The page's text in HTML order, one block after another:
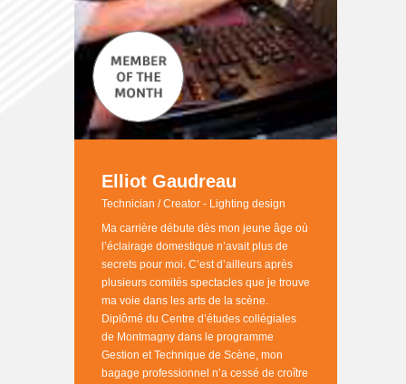
Elliot Gaudreau
Technician / Creator - Lighting design
Ma carrière débute dès mon jeune âge où
l’éclairage domestique n’avait plus de
secrets pour moi. C’est d’ailleurs après
plusieurs comités spectacles que je trouve
ma voie dans les arts de la scène.
Diplômé du Centre d’études collégiales
de Montmagny dans le programme
Gestion et Technique de Scène, mon
bagage professionnel n’a cessé de croître